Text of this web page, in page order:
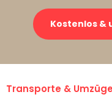
Kostenlos &
Transporte &